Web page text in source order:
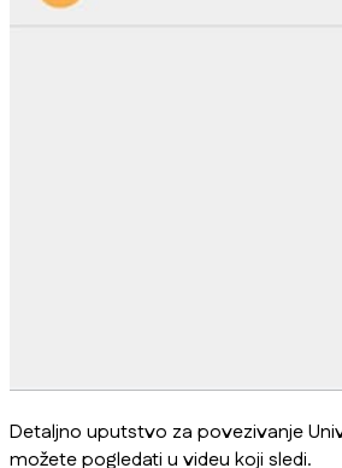
Detaljno uputstvo za povezivanje
možete pogledati u videu koji sledi.